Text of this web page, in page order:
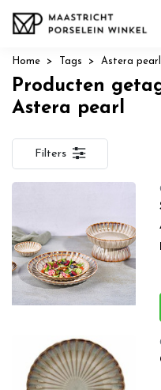
Home Tags Astera pearl
Producten
Astera pearl
Filters